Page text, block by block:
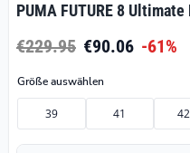
PUMA FUTURE 8
€229.95 €90.06 -61%
Größe auswählen
39 41